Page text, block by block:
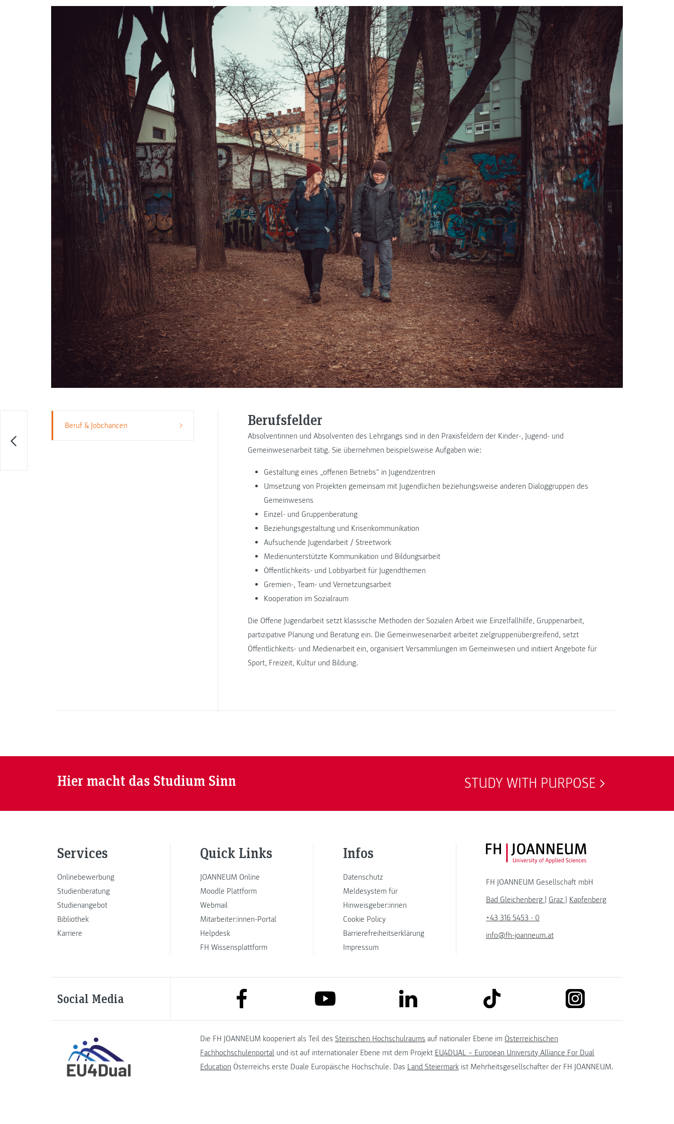
Beruf & Jobchancen Berufsfelder
Absolventinnen und Absolventen des Lehrgangs sind in den Praxisfeldern der Kinder-, Jugend- und
Gemeinwesenarbeit tätig. Sie übernehmen beispielsweise Aufgaben wie:
Gestaltung eines „offenen Betriebs“ in Jugendzentren
Umsetzung von Projekten gemeinsam mit Jugendlichen beziehungsweise anderen Dialoggruppen des
Gemeinwesens
Einzel- und Gruppenberatung
Beziehungsgestaltung und Krisenkommunikation
Aufsuchende Jugendarbeit / Streetwork
Medienunterstützte Kommunikation und Bildungsarbeit
Öffentlichkeits- und Lobbyarbeit für Jugendthemen
Gremien-, Team- und Vernetzungsarbeit
Kooperation im Sozialraum
Die Offene Jugendarbeit setzt klassische Methoden der Sozialen Arbeit wie Einzelfallhilfe, Gruppenarbeit,
partizipative Planung und Beratung ein. Die Gemeinwesenarbeit arbeitet zielgruppenübergreifend, setzt
Öffentlichkeits- und Medienarbeit ein, organisiert Versammlungen im Gemeinwesen und initiiert Angebote für
Sport, Freizeit, Kultur und Bildung.
Hier macht das Studium Sinn STUDY WITH PURPOSE
Services
Onlinebewerbung
Studienberatung
Studienangebot
Bibliothek
Karriere
Quick Links
JOANNEUM Online
Moodle Plattform
Webmail
Mitarbeiter:innen-Portal
Helpdesk
FH Wissensplattform
Infos
Datenschutz
Meldesystem für
Hinweisgeber:innen
Cookie Policy
Barrierefreiheitserklärung
Impressum
FH JOANNEUM Logo
FH JOANNEUM Gesellschaft mbH
Bad Gleichenberg
Graz
Kapfenberg
+43 316 5453 - 0
info@fh-joanneum.at
Social Media link to facebook link to youtube link to linkedin link to tiktok
Die FH JOANNEUM kooperiert als Teil des Steirischen Hochschulraums auf nationaler Ebene im Österreichischen
Fachhochschulenportal und ist auf internationaler Ebene mit dem Projekt EU4DUAL – European University Alliance For Dual
Education Österreichs erste Duale Europäische Hochschule. Das Land Steiermark ist Mehrheitsgesellschafter der FH JOANNEUM.